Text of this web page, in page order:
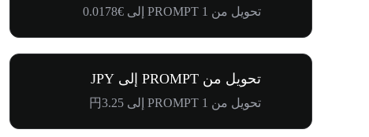
تحويل من 1 PROMPT إلى €0.0178
تحويل من PROMPT إلى JPY
تحويل من 1 PROMPT إلى 円3.25